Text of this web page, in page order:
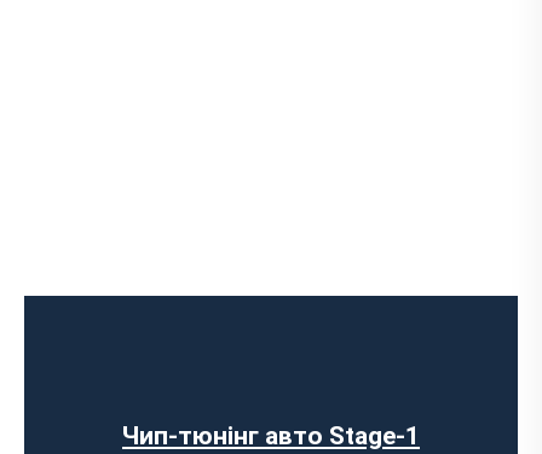
Чип-тюнінг авто Stage-1